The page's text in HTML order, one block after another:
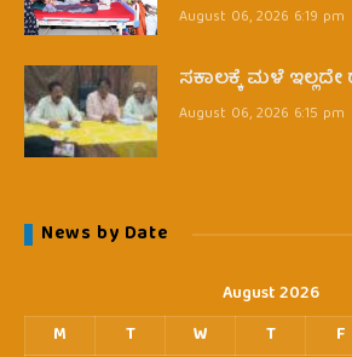
August 06, 2026 6:19 pm
ಸಕಾಲಕ್ಕೆ ಮಳೆ ಇಲ್ಲದೇ
August 06, 2026 6:15 pm
News by Date
August 2026
M
T W T F